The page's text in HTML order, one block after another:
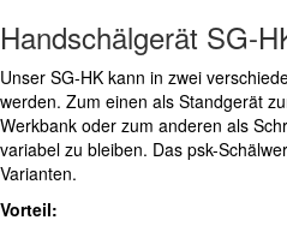
Handschälgerät SG-
Unser SG-HK kann in zwei
werden. Zum einen als Standgerät
Werkbank oder zum anderen als
variabel zu bleiben. Das psk-
Varianten.
Vorteil: